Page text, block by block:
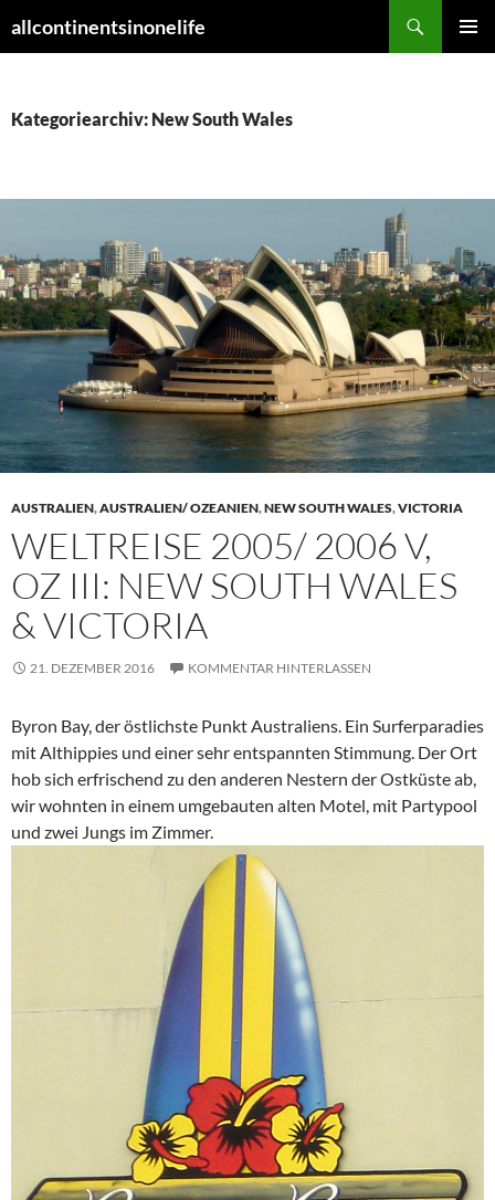
Inhalt
allcontinentsinonelife
Kategoriearchiv: New South Wales
AUSTRALIEN,AUSTRALIEN/ OZEANIEN,NEW SOUTH WALES,VICTORIA
WELTREISE 2005/ 2006 V,
OZ III: NEW SOUTH WALES
& VICTORIA
21. DEZEMBER 2016 KOMMENTAR HINTERLASSEN
Byron Bay, der östlichste Punkt Australiens. Ein Surferparadies
mit Althippies und einer sehr entspannten Stimmung. Der Ort
hob sich erfrischend zu den anderen Nestern der Ostküste ab,
wir wohnten in einem umgebauten alten Motel, mit Partypool
und zwei Jungs im Zimmer.